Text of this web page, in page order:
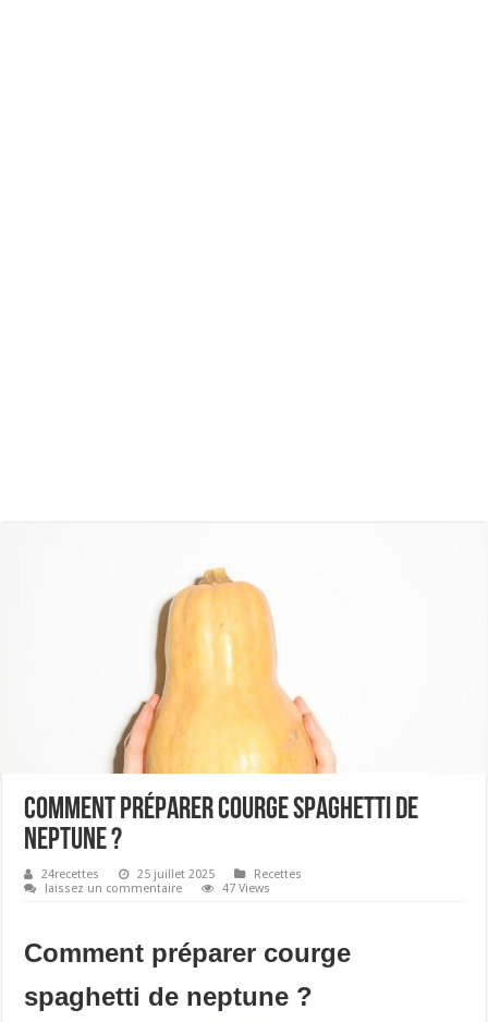
Comment préparer courge spaghetti de
neptune ?
24recettes 25 juillet 2025
Recettes
laissez un commentaire
47 Views
Comment préparer courge
spaghetti de neptune ?